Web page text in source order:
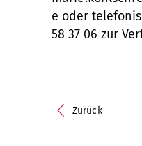
e oder
58 37 06 zur
Zurück